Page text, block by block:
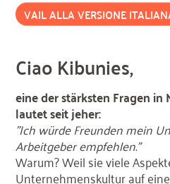
VAIL ALLA VERSIONE
Ciao Kibunies,
eine der stärksten Fragen
lautet seit jeher:
"Ich würde Freunden mein
Arbeitgeber empfehlen."
Warum? Weil sie viele
Unternehmenskultur auf